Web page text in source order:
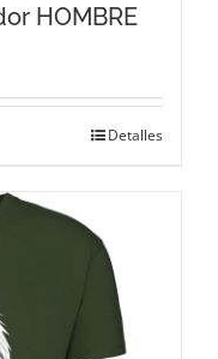
HOMBRE
Detalles